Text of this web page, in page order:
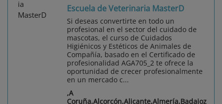
Escuela de Veterinaria MasterD
Si deseas convertirte en todo un
profesional en el sector del cuidado de
mascotas, el curso de Cuidados
Higiénicos y Estéticos de Animales de
Compañía, basado en el Certificado de
profesionalidad AGA705_2 te ofrece la
oportunidad de crecer profesionalmente
en un mercado c...
,A
Coruña,Alcorcón,Alicante,Almería,Badajoz